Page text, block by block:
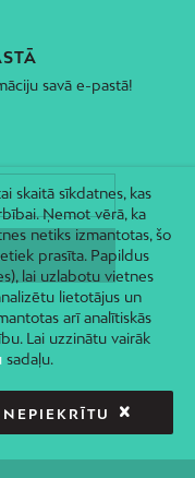
savā e-pastā!
skaitā sīkdatnes, kas
Ņemot vērā, ka
netiks izmantotas, šo
prasīta. Papildus
lai uzlabotu vietnes
lietotājus un
arī analītiskās
Lai uzzinātu vairāk
sadaļu.
NEPIEKRĪTU